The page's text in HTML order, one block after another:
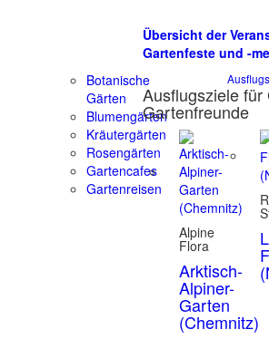
Übersicht der
Gartenfeste und -
Botanische
Gärten
Blumengärten
Kräutergärten
Rosengärten
Gartencafes
Gartenreisen
Ausflugsziele für
Gartenfreunde
Alpine
Flora
Arktisch-
Alpiner-
Garten
(Chemnitz)